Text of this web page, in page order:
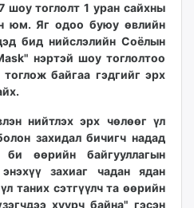
шоу тоглолт 1 уран сайхны
юм. Яг одоо буюу өвлийн
бид нийслэлийн Соёлын
нэртэй шоу тоглолтоо
байгаа гэдгийг эрх
нийтлэх эрх чөлөөг үл
захидал бичигч надад
өөрийн байгууллагын
захиаг чадан ядан
таних сэтгүүлч та өөрийн
хуурч байна" гэсэн